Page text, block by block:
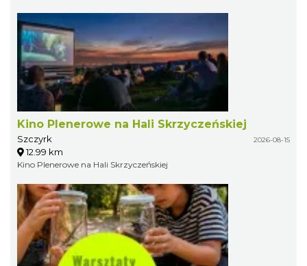
Kino Plenerowe na Hali Skrzyczeńskiej
Szczyrk 2026-08-15
12.99 km
Kino Plenerowe na Hali Skrzyczeńskiej